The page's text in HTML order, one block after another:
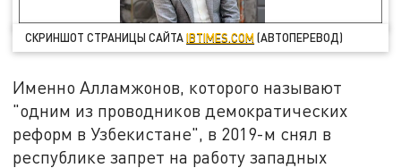
СКРИНШОТ СТРАНИЦЫ САЙТАIBTIMES.COM (АВТОПЕРЕВОД)
Именно Алламжонов, которого называют
"одним из проводников демократических
реформ в Узбекистане", в 2019-м снял в
республике запрет на работу западных